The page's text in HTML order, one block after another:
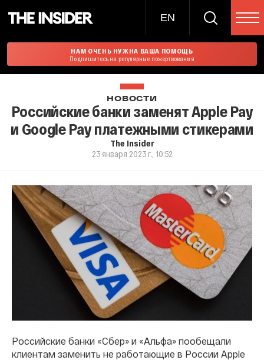
EN
НАМ ОЧЕНЬ НУЖНА ВАША ПОМОЩЬ
Подпишитесь на регулярные пожертвования
НОВОСТИ
Российские банки заменят Apple Pay
и Google Pay платежными стикерами
The Insider
23 января 2023 г., 10:52
Российские банки «Сбер» и «Альфа» пообещали
клиентам заменить не работающие в России Apple